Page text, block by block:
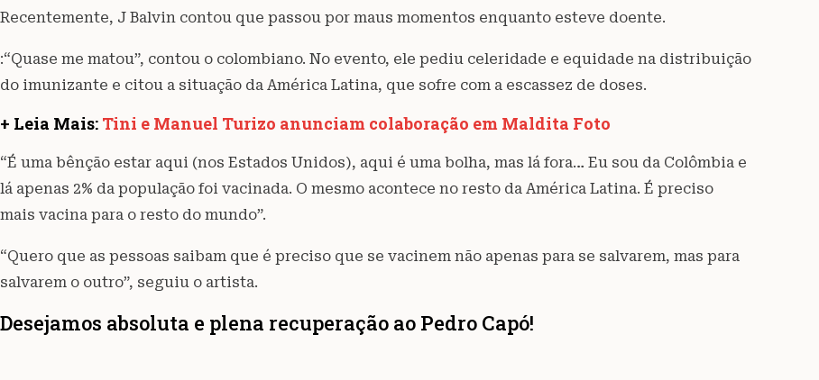
Recentemente, J Balvin contou que passou por maus momentos enquanto esteve doente.
:“Quase me matou”, contou o colombiano. No evento, ele pediu celeridade e equidade na distribuição
do imunizante e citou a situação da América Latina, que sofre com a escassez de doses.
+ Leia Mais: Tini e Manuel Turizo anunciam colaboração em Maldita Foto
“É uma bênção estar aqui (nos Estados Unidos), aqui é uma bolha, mas lá fora… Eu sou da Colômbia e
lá apenas 2% da população foi vacinada. O mesmo acontece no resto da América Latina. É preciso
mais vacina para o resto do mundo”.
“Quero que as pessoas saibam que é preciso que se vacinem não apenas para se salvarem, mas para
salvarem o outro”, seguiu o artista.
Desejamos absoluta e plena recuperação ao Pedro Capó!